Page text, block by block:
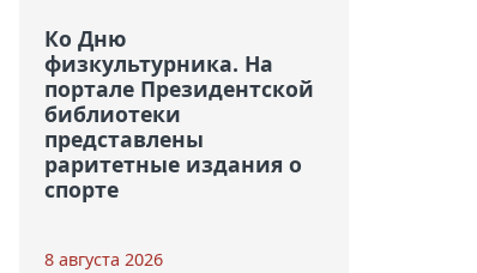
Ко Дню
физкультурника. На
портале Президентской
библиотеки
представлены
раритетные издания о
спорте
8 августа 2026